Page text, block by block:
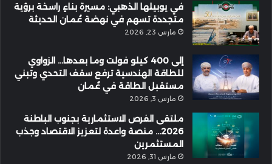
في يوبيلها الذهبي: مسيرة بناءٍ راسخة برؤية
متجددة تسهم في نهضة عُمان الحديثة
مارس 23, 2026
إلى 400 كيلو فولت وما بعدها… الزواوي
للطاقة الهندسية ترفع سقف التحدي وتبني
مستقبل الطاقة في عُمان
مارس 3, 2026
ملتقى الفرص الاستثمارية بجنوب الباطنة
2026… منصة واعدة لتعزيز الاقتصاد وجذب
المستثمرين
مارس 31, 2026